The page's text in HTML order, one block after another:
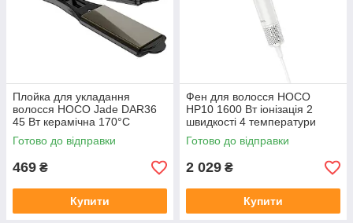
Плойка для укладання
волосся HOCO Jade DAR36
45 Вт керамічна 170°C
Готово до відправки
469 ₴
Купити
Фен для волосся HOCO
HP10 1600 Вт іонізація 2
швидкості 4 температури
Готово до відправки
2 029 ₴
Купити